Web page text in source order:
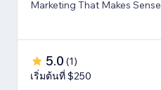
Marketing That Makes Sense
5.0 (1)
เริ่มต้นที่ $250